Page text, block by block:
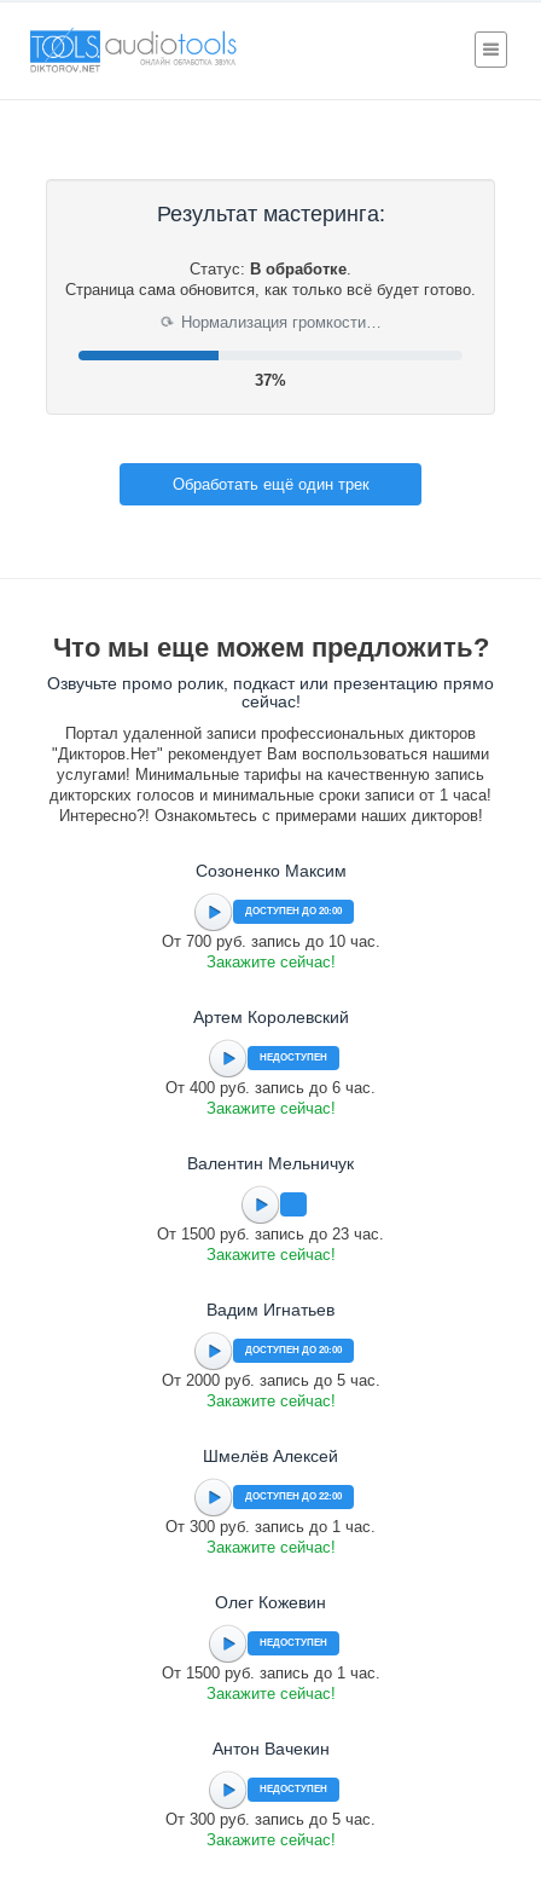
Результат мастеринга:
Статус: В обработке.
Страница сама обновится, как только всё будет готово.
⟳ Нормализация громкости…
38%
Обработать ещё один трек
Что мы еще можем предложить?
Озвучьте промо ролик, подкаст или презентацию прямо
сейчас!
Портал удаленной записи профессиональных дикторов
"Дикторов.Нет" рекомендует Вам воспользоваться нашими
услугами! Минимальные тарифы на качественную запись
дикторских голосов и минимальные сроки записи от 1 часа!
Интересно?! Ознакомьтесь с примерами наших дикторов!
Созоненко Максим
ДОСТУПЕН ДО 20:00
От 700 руб. запись до 10 час.
Закажите сейчас!
Артем Королевский
НЕДОСТУПЕН
От 400 руб. запись до 6 час.
Закажите сейчас!
Валентин Мельничук
От 1500 руб. запись до 23 час.
Закажите сейчас!
Вадим Игнатьев
ДОСТУПЕН ДО 20:00
От 2000 руб. запись до 5 час.
Закажите сейчас!
Шмелёв Алексей
ДОСТУПЕН ДО 22:00
От 300 руб. запись до 1 час.
Закажите сейчас!
Олег Кожевин
НЕДОСТУПЕН
От 1500 руб. запись до 1 час.
Закажите сейчас!
Антон Вачекин
НЕДОСТУПЕН
От 300 руб. запись до 5 час.
Закажите сейчас!